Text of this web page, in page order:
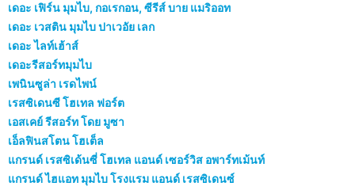
เดอะ เฟิร์น มุมไบ, กอเรกอน, ซีรีส์ บาย แมริออท
เดอะ เวสติน มุมไบ ปาเวอัย เลก
เดอะ ไลท์เฮ้าส์
เดอะรีสอร์ทมุมไบ
เพนินซูล่า เรดไพน์
เรสซิเดนซี โฮเทล ฟอร์ต
เอสเคย์ รีสอร์ท โดย มูซา
เอ็ลฟินสโตน โฮเต็ล
แกรนด์ เรสซิเด้นซี่ โฮเทล แอนด์ เซอร์วิส อพาร์ทเม้นท์
แกรนด์ ไฮแอท มุมไบ โรงแรม แอนด์ เรสซิเดนซ์